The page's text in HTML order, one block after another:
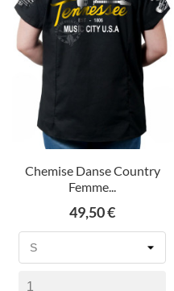
Chemise Danse Country
Femme...
Prix
49,50 €